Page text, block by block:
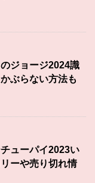
ジョージ2024識
ぶらない方法も
ューパイ2023い
ーや売り切れ情